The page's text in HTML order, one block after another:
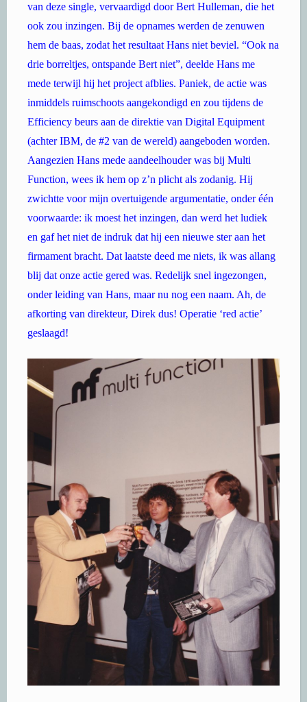
van deze single, vervaardigd door Bert Hulleman, die het
ook zou inzingen. Bij de opnames werden de zenuwen
hem de baas, zodat het resultaat Hans niet beviel. “Ook na
drie borreltjes, ontspande Bert niet”, deelde Hans me
mede terwijl hij het project afblies. Paniek, de actie was
inmiddels ruimschoots aangekondigd en zou tijdens de
Efficiency beurs aan de direktie van Digital Equipment
(achter IBM, de #2 van de wereld) aangeboden worden.
Aangezien Hans mede aandeelhouder was bij Multi
Function, wees ik hem op z’n plicht als zodanig. Hij
zwichtte voor mijn overtuigende argumentatie, onder één
voorwaarde: ik moest het inzingen, dan werd het ludiek
en gaf het niet de indruk dat hij een nieuwe ster aan het
firmament bracht. Dat laatste deed me niets, ik was allang
blij dat onze actie gered was. Redelijk snel ingezongen,
onder leiding van Hans, maar nu nog een naam. Ah, de
afkorting van direkteur, Direk dus! Operatie ‘red actie’
geslaagd!